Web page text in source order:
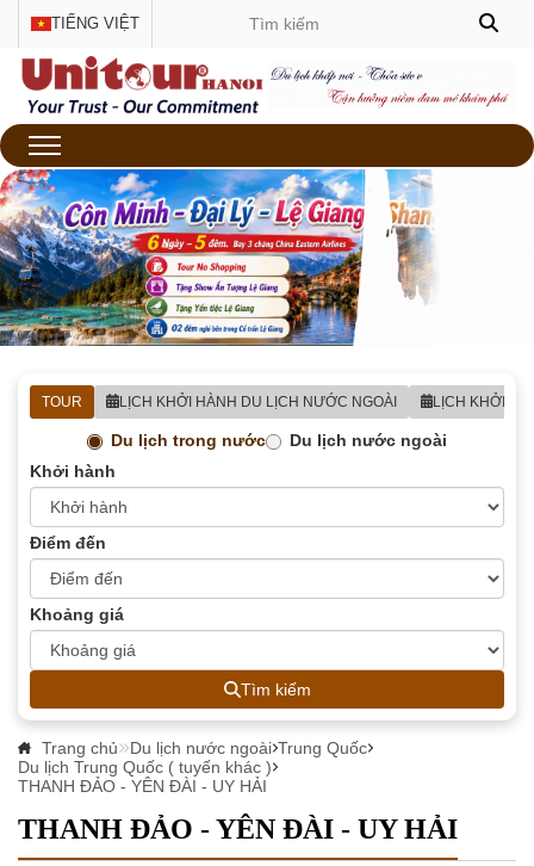
TIẾNG VIỆT
TOUR LỊCH KHỞI HÀNH DU LỊCH NƯỚC NGOÀI LỊCH KHỞI
Du lịch trong nước
Du lịch nước ngoài
Khởi hành
Điểm đến
Khoảng giá
Tìm kiếm
Trang chủ Du lịch nước ngoài Trung Quốc
Du lịch Trung Quốc ( tuyến khác )
THANH ĐẢO - YÊN ĐÀI - UY HẢI
THANH ĐẢO - YÊN ĐÀI - UY HẢI